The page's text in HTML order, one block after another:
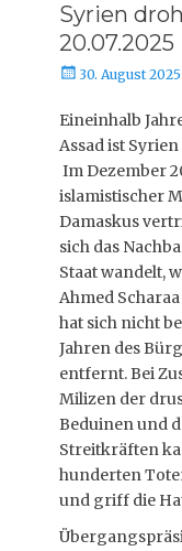
Österreich
https://
Veröffentlicht am
https://
wei-
Veröffentlicht am
https://
warum-
Veröffentlicht amvon
Syrien
20.07.2025
Veröffentlicht
30. August 2025
Eineinhalb
Assad ist
Im Dezember
islamistischer
Damaskus
sich das
Staat wandelt,
Ahmed
hat sich nicht
Jahren des
entfernt. Bei
Milizen der
Beduinen und
Streitkräften
hunderten
und griff die